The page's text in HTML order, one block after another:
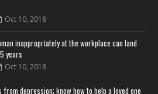
Oct 10, 2018
inappropriately at the workplace can land
years
Oct 10, 2018
depression; know how to help a loved one